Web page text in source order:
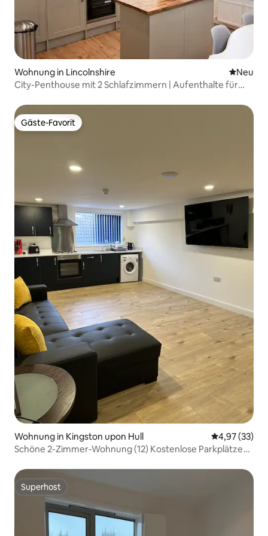
Wohnung in Lincolnshire Neue
Neu
City-Penthouse mit 2 Schlafzimmern | Aufenthalte für
Gäste-Favorit
Gäste-Favorit
Wohnung in Kingston upon Hull
4,97 (33)
Schöne 2-Zimmer-Wohnung (12) Kostenlose Parkplätze
Superhost
Superhost